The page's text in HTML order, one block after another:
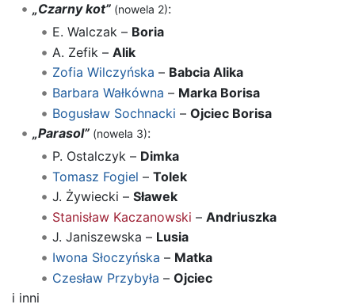
„Czarny kot” (nowela 2):
E. Walczak – Boria
A. Zefik –Alik
Zofia Wilczyńska – Babcia Alika
Barbara Wałkówna – Marka Borisa
Bogusław Sochnacki –Ojciec Borisa
„Parasol” (nowela 3):
P. Ostalczyk – Dimka
Tomasz Fogiel –Tolek
J. Żywiecki –Sławek
Stanisław Kaczanowski –Andriuszka
J. Janiszewska – Lusia
Iwona Słoczyńska – Matka
Czesław Przybyła –Ojciec
i inni